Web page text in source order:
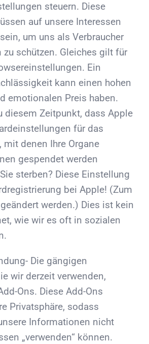
steuern. Diese
auf unsere Interessen
um uns als Verbraucher
zu schützen. Gleiches gilt für
Ein
kann einen hohen
emotionalen Preis haben.
diesem Zeitpunkt, dass Apple
für das
mit denen Ihre Organe
gespendet werden
sterben? Diese Einstellung
bei Apple! (Zum
werden.) Dies ist kein
wie wir es oft in sozialen
Die gängigen
wir derzeit verwenden,
Ons. Diese Add-Ons
Privatsphäre, sodass
Informationen nicht
„verwenden“ können.